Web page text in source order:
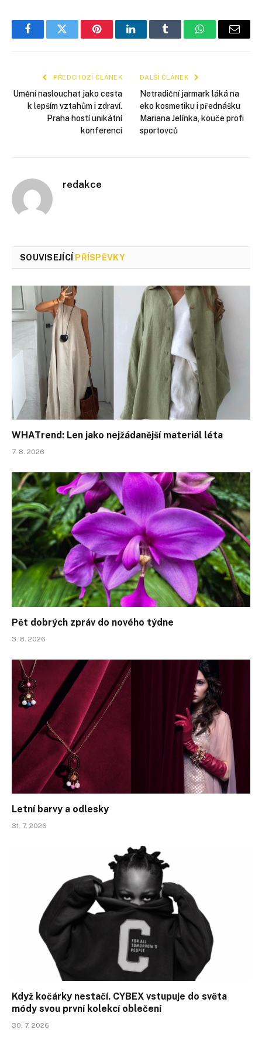
FacebookTwitter PinterestLinkedInTumblr WhatsApp
E-
PŘEDCHOZÍ ČLÁNEK
Umění naslouchat jako cesta
k lepším vztahům i zdraví.
Praha hostí unikátní
konferenci
DALŠÍ ČLÁNEK
Netradiční jarmark láká na
eko kosmetiku i přednášku
Mariana Jelínka, kouče profi
sportovců
redakce
SOUVISEJÍCÍ PŘÍSPĚVKY
WHATrend: Len jako nejžádanější materiál léta
7. 8. 2026
Pět dobrých zpráv do nového týdne
3. 8. 2026
Letní barvy a odlesky
31. 7. 2026
Když kočárky nestačí. CYBEX vstupuje do světa
módy svou první kolekcí oblečení
30. 7. 2026